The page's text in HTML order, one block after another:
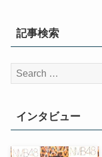
記事検索
検
索:
インタビュー